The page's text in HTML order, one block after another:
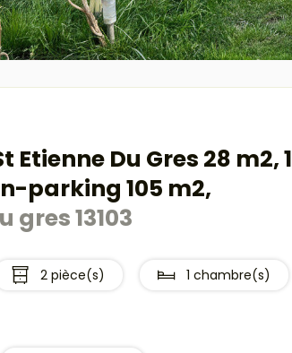
Du Gres 28 m2, 1
parking 105 m2,
gres 13103
2 pièce(s) 1 chambre(s)